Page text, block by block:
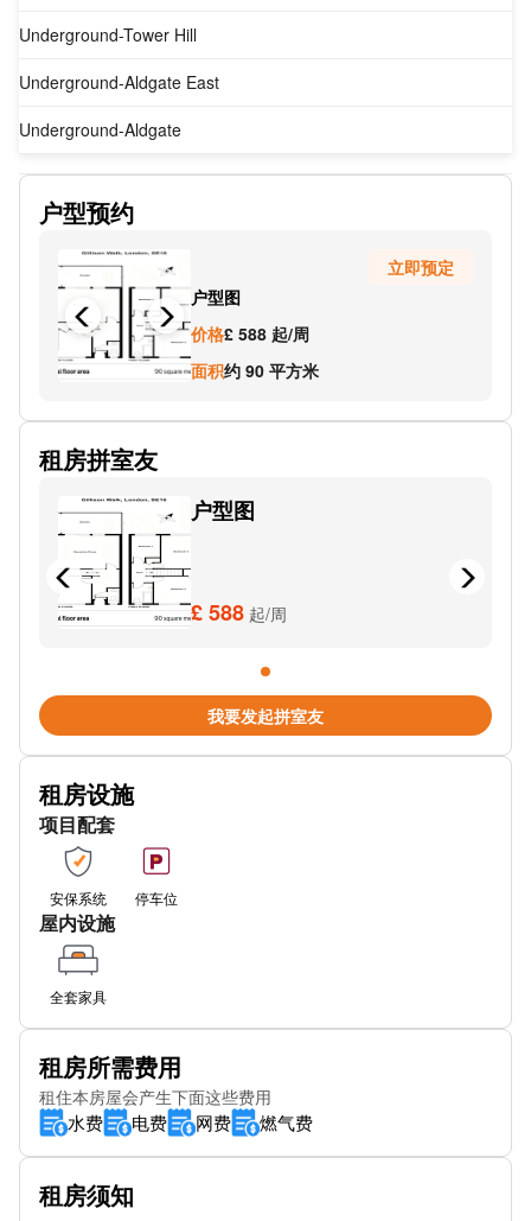
Underground-Tower Hill
Underground-Aldgate East
Underground-Aldgate
Underground-Whitechapel
Underground-London Bridge
Underground-Monument
Underground-Liverpool Street
Underground-Liverpool Street
Underground-Monument
Underground-Monument
Underground-Liverpool Street
Underground-Liverpool Street
Underground-Bank
Underground-Borough
Underground-Cannon Street
Underground-Cannon Street
Underground-Stepney Green
Underground-Moorgate
Underground-Moorgate
Underground-Mansion House
Underground-Old Street
户型预约
户型图
价格£ 588 起/周
面积约 90 平方米
立即预定
租房拼室友
户型图
£ 588 起/周
我要发起拼室友
租房设施
项目配套
安保系统 停车位
屋内设施
全套家具
租房所需费用
租住本房屋会产生下面这些费用
水费 电费 网费 燃气费
租房须知